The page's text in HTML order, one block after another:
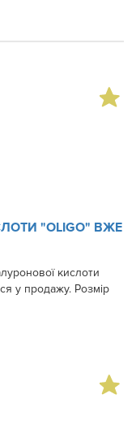
"OLIGO" ВЖЕ
кислоти
у продажу. Розмір